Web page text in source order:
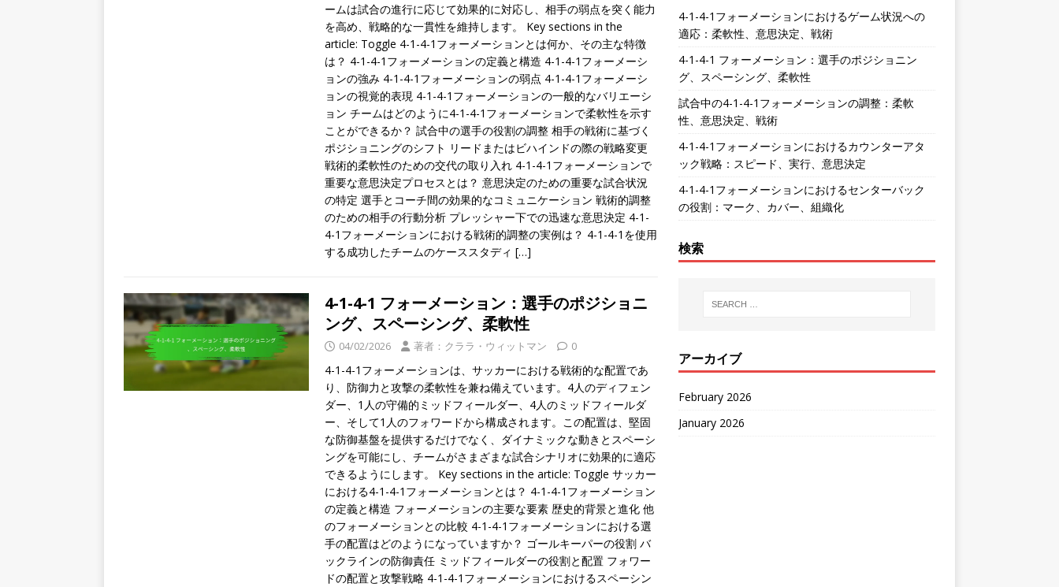
ームは試合の進行に応じて効果的に対応し、相手の弱点を突く能力
を高め、戦略的な一貫性を維持します。 Key sections in the
article: Toggle 4-1-4-1フォーメーションとは何か、その主な特徴
は？ 4-1-4-1フォーメーションの定義と構造 4-1-4-1フォーメーシ
ョンの強み 4-1-4-1フォーメーションの弱点 4-1-4-1フォーメーシ
ョンの視覚的表現 4-1-4-1フォーメーションの一般的なバリエーシ
ョン チームはどのように4-1-4-1フォーメーションで柔軟性を示す
ことができるか？ 試合中の選手の役割の調整 相手の戦術に基づく
ポジショニングのシフト リードまたはビハインドの際の戦略変更
戦術的柔軟性のための交代の取り入れ 4-1-4-1フォーメーションで
重要な意思決定プロセスとは？ 意思決定のための重要な試合状況
の特定 選手とコーチ間の効果的なコミュニケーション 戦術的調整
のための相手の行動分析 プレッシャー下での迅速な意思決定 4-1-
4-1フォーメーションにおける戦術的調整の実例は？ 4-1-4-1を使用
する成功したチームのケーススタディ […]
4-1-4-1 フォーメーション：選手のポジショニ
ング、スペーシング、柔軟性
04/02/2026 著者：クララ・ウィットマン 0
4-1-4-1フォーメーションは、サッカーにおける戦術的な配置であ
り、防御力と攻撃の柔軟性を兼ね備えています。4人のディフェン
ダー、1人の守備的ミッドフィールダー、4人のミッドフィールダ
ー、そして1人のフォワードから構成されます。この配置は、堅固
な防御基盤を提供するだけでなく、ダイナミックな動きとスペーシ
ングを可能にし、チームがさまざまな試合シナリオに効果的に適応
できるようにします。 Key sections in the article: Toggle サッカー
における4-1-4-1フォーメーションとは？ 4-1-4-1フォーメーション
の定義と構造 フォーメーションの主要な要素 歴史的背景と進化 他
のフォーメーションとの比較 4-1-4-1フォーメーションにおける選
手の配置はどのようになっていますか？ ゴールキーパーの役割 バ
ックラインの防御責任 ミッドフィールダーの役割と配置 フォワー
ドの配置と攻撃戦略 4-1-4-1フォーメーションにおけるスペーシン
4-1-4-1フォーメーションにおけるゲーム状況への
適応：柔軟性、意思決定、戦術
4-1-4-1 フォーメーション：選手のポジショニン
グ、スペーシング、柔軟性
試合中の4-1-4-1フォーメーションの調整：柔軟
性、意思決定、戦術
4-1-4-1フォーメーションにおけるカウンターアタ
ック戦略：スピード、実行、意思決定
4-1-4-1フォーメーションにおけるセンターバック
の役割：マーク、カバー、組織化
検索
アーカイブ
February 2026
January 2026